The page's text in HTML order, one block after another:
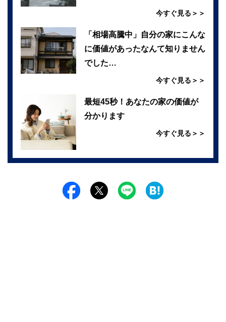
今すぐ見る＞＞
「相場高騰中」自分の家にこんな
に価値があったなんて知りません
でした…
今すぐ見る＞＞
最短45秒！あなたの家の価値が
分かります
今すぐ見る＞＞